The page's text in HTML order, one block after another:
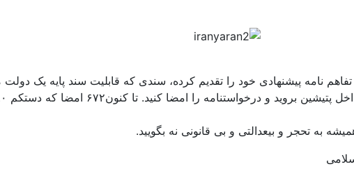
نامه پیشنهادی خود را تقدیم کرده، سندی که قابلیت سند پایه یک
به تحجر و بیعدالتی و بی قانونی نه بگویید.